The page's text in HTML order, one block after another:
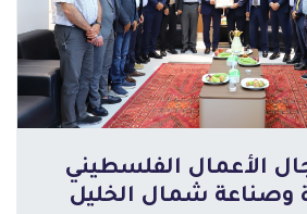
الأعمال الفلسطيني
وصناعة شمال الخليل